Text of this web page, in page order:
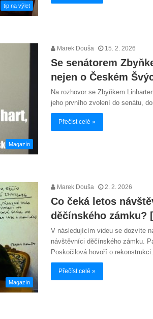
tip na výlet
Magazín
Marek Douša 15. 2. 2026
Se senátorem
nejen o Českém
Na rozhovor se Zbyňkem
jeho prvního zvolení do senátu,
Přečíst celé »
Magazín
Marek Douša 2. 2. 2026
Co čeká letos
děčínského zámku?
V následujícím videu se dozvíte
návštěvníci děčínského zámku.
Poskočilová hovoří o
Přečíst celé »